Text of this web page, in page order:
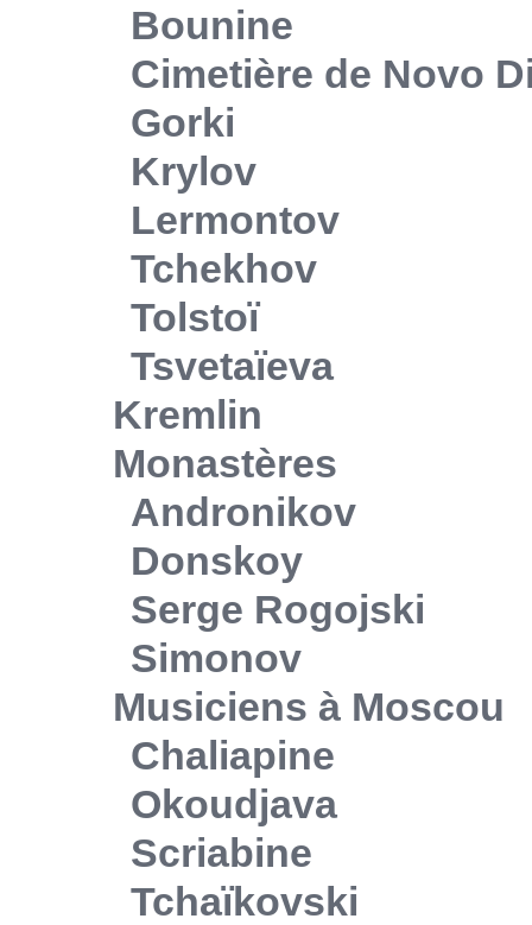
Bounine
Cimetière de Novo
Gorki
Krylov
Lermontov
Tchekhov
Tolstoï
Tsvetaïeva
Kremlin
Monastères
Andronikov
Donskoy
Serge Rogojski
Simonov
Musiciens à Moscou
Chaliapine
Okoudjava
Scriabine
Tchaïkovski